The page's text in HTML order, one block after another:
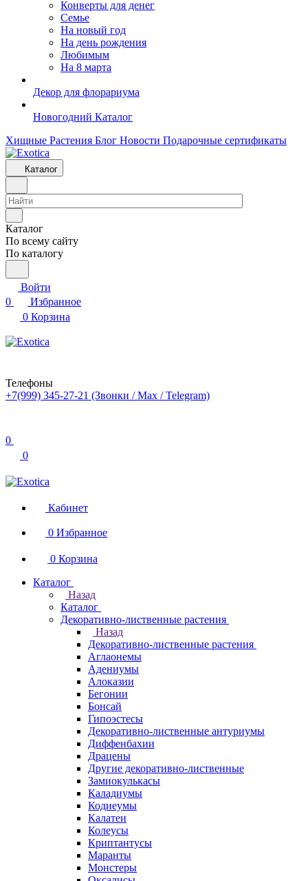
Конверты для денег
Семье
На новый год
На день рождения
Любимым
На 8 марта
Декор для флорариума
Новогодний Каталог
Хищные Растения Блог Новости Подарочные сертификаты
Каталог
Каталог
По всему сайту
По каталогу
Войти
0
Избранное
0 Корзина
Телефоны
+7(999) 345-27-21 (Звонки / Max / Telegram)
0
0
Кабинет
0 Избранное
0 Корзина
Каталог
Назад
Каталог
Декоративно-лиственные растения
Назад
Декоративно-лиственные растения
Аглаонемы
Адениумы
Алоказии
Бегонии
Бонсай
Гипоэстесы
Декоративно-лиственные антуриумы
Диффенбахии
Драцены
Другие декоративно-лиственные
Замиокулькасы
Каладиумы
Кодиеумы
Калатеи
Колеусы
Криптантусы
Маранты
Монстеры